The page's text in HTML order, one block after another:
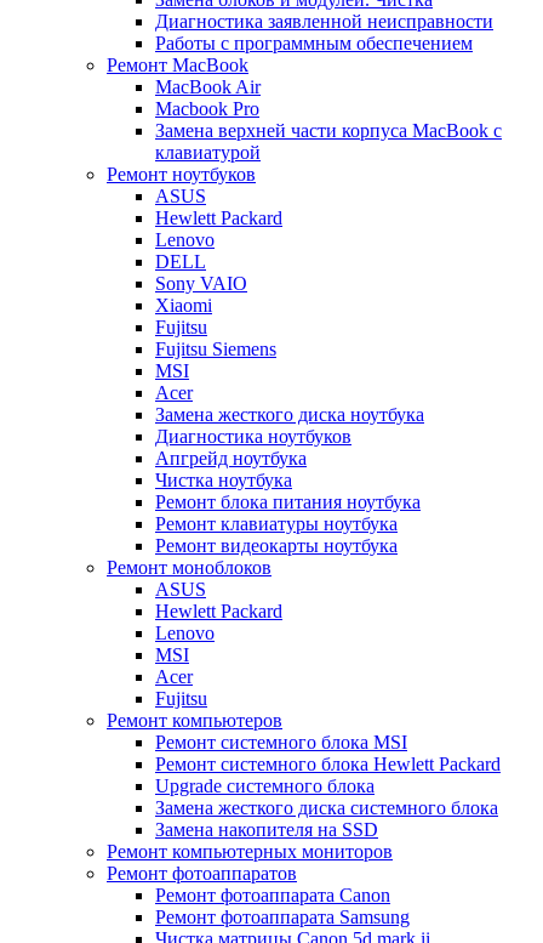
Диагностика заявленной неисправности
Работы с программным обеспечением
Ремонт MacBook
MacBook Air
Macbook Pro
Замена верхней части корпуса MacBook с
клавиатурой
Ремонт ноутбуков
ASUS
Hewlett Packard
Lenovo
DELL
Sony VAIO
Xiaomi
Fujitsu
Fujitsu Siemens
MSI
Acer
Замена жесткого диска ноутбука
Диагностика ноутбуков
Апгрейд ноутбука
Чистка ноутбука
Ремонт блока питания ноутбука
Ремонт клавиатуры ноутбука
Ремонт видеокарты ноутбука
Ремонт моноблоков
ASUS
Hewlett Packard
Lenovo
MSI
Acer
Fujitsu
Ремонт компьютеров
Ремонт системного блока MSI
Ремонт системного блока Hewlett Packard
Upgrade системного блока
Замена жесткого диска системного блока
Замена накопителя на SSD
Ремонт компьютерных мониторов
Ремонт фотоаппаратов
Ремонт фотоаппарата Canon
Ремонт фотоаппарата Samsung
Чистка матрицы Canon 5d mark ii